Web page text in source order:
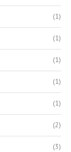
(1)
(1)
(1)
(1)
(1)
(2)
(3)